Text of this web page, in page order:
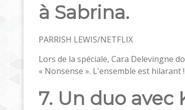
à Sabrina.
PARRISH LEWIS/NETFLIX
Lors de la spéciale, Cara Delevingne
« Nonsense ». L'ensemble est hilarant !
7. Un duo avec